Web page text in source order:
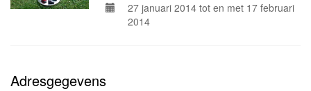
27 januari 2014 tot en met 17 februari
2014
Adresgegevens